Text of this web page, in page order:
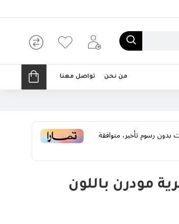
من نحن تواصل معنا
بدون رسوم تأخير، متوافقة
مودرن باللون